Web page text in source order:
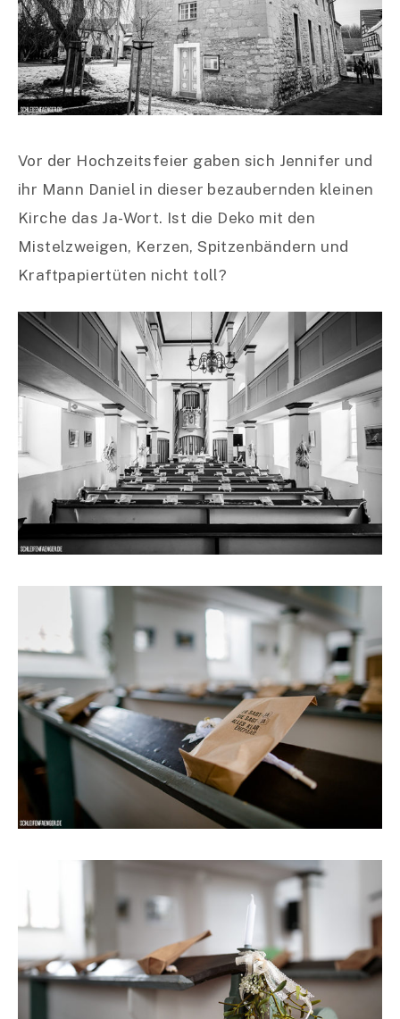
Vor der Hochzeitsfeier gaben sich Jennifer und
ihr Mann Daniel in dieser bezaubernden kleinen
Kirche das Ja-Wort. Ist die Deko mit den
Mistelzweigen, Kerzen, Spitzenbändern und
Kraftpapiertüten nicht toll?